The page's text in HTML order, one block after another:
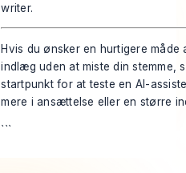
writer.
Hvis du ønsker en hurtigere
indlæg uden at miste din stemme,
startpunkt for at teste en AI-
mere i ansættelse eller en større
```